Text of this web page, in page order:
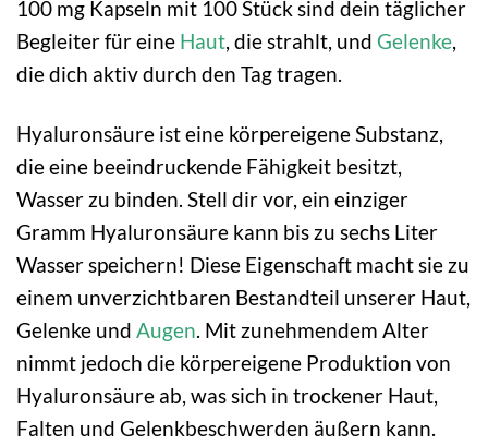
100 mg Kapseln mit 100 Stück sind dein täglicher
Begleiter für eine Haut, die strahlt, und Gelenke,
die dich aktiv durch den Tag tragen.
Hyaluronsäure ist eine körpereigene Substanz,
die eine beeindruckende Fähigkeit besitzt,
Wasser zu binden. Stell dir vor, ein einziger
Gramm Hyaluronsäure kann bis zu sechs Liter
Wasser speichern! Diese Eigenschaft macht sie zu
einem unverzichtbaren Bestandteil unserer Haut,
Gelenke und Augen. Mit zunehmendem Alter
nimmt jedoch die körpereigene Produktion von
Hyaluronsäure ab, was sich in trockener Haut,
Falten und Gelenkbeschwerden äußern kann.